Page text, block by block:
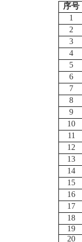
序号
1
2
3
4
5
6
7
8
9
10
11
12
13
14
15
16
17
18
19
20